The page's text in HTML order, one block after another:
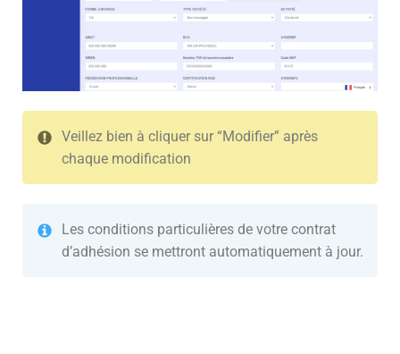
Veillez bien à cliquer sur “Modifier” après
chaque modification
Les conditions particulières de votre contrat
d’adhésion se mettront automatiquement à jour.